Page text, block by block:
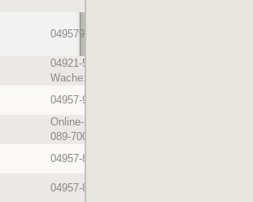
04957928120
04921-582370
Wache: 04921-58237-15/16
04957-912013
Online-Bestellungen
089-70066700
04957-8130
04957-8988973